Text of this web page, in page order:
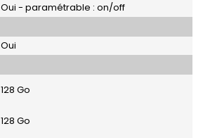
Oui - paramétrable : on/off
Oui
128 Go
128 Go